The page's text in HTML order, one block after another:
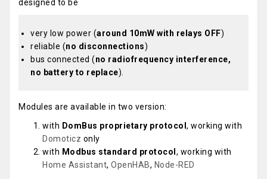
designed to be
very low power (around 10mW with relays OFF)
reliable (no disconnections)
bus connected (no radiofrequency interference,
no battery to replace).
Modules are available in two version:
with DomBus proprietary protocol , working with
Domoticz only
with Modbus standard protocol , working with
Home Assistant, OpenHAB, Node-RED